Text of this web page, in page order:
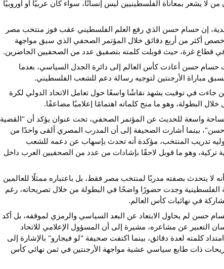
يشعر بمعاناة الفلسطينيين ليس إنسانًا، سواء كان عربيًا أو أوروبيًا
إن حسام حسن الذي رفع العلم الفلسطيني عقب فوز منتخب مصر
أكثر من أربع دقائق خلال المؤتمر الصحفي الذي سبق مواجهة
في قطاع غزة، حيث قوبلت كلمته بتصفيق عدد من الصحفيين الحاضرين.
حسام حسن أعادت كأس العالم إلى دائرة الجدل السياسي، بعدما
مباراة الأرجنتين لتوجيه رسالة دعم للشعب الفلسطيني.
في توقيت يشهد نقاشًا واسعًا حول تعامل الاتحاد الدولي لكرة
البطولة، وهو ما منح كلماته اهتمامًا إعلاميًا مضاعفًا.
واسعة للحديث عن المؤتمر الصحفي، تحت عنوان يؤكد أن "القضية
بينما أشارت الصحيفة إلى أن المدرب المصري ألقى واحدًا من
تدريب المنتخب، مؤكدة أنه تحدث بإسهاب عن دعمه للشعب
تركية، وهو ما قوبل لاحقًا بإشادات من عدد من الصحفيين العرب داخل
يتحدث بصفته مدربًا لمنتخب مصر فقط، بل باعتباره ممثلًا للعالمين
الفلسطينية وجدت حضورًا واضحًا في البطولة من خلال تصريحاته، رغم
في نهائيات كأس العالم.
حسن لم يحاول الابتعاد عن البعد السياسي والرمزي لموقفه، بل أكد
التعبير عن مشاعره، مشيرة إلى أن المسؤول الإعلامي للاتحاد
كلمته لعدة دقائق، بينما اكتفت صحيفة "لو فيجارو" بالإشارة إلى
ذات طابع سياسي عشية مواجهة الأرجنتين في ثمن نهائي كأس